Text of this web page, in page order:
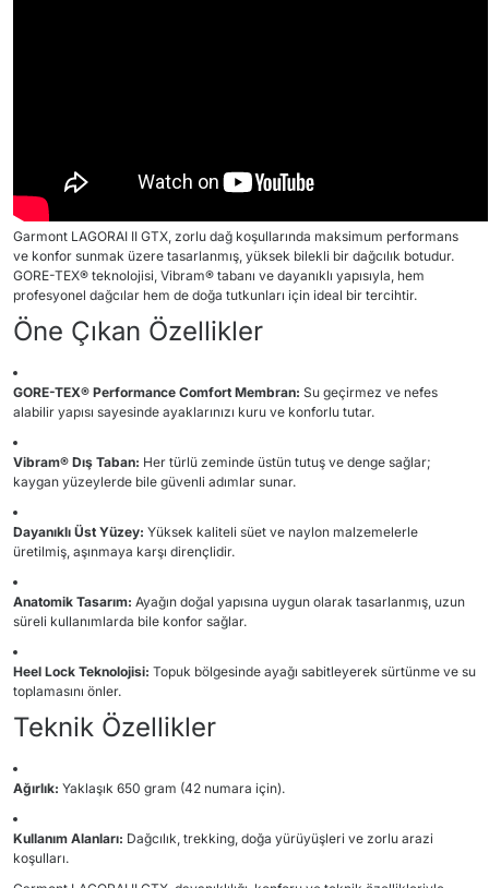
Garmont LAGORAI II GTX, zorlu dağ koşullarında maksimum performans
ve konfor sunmak üzere tasarlanmış, yüksek bilekli bir dağcılık botudur.
GORE-TEX® teknolojisi, Vibram® tabanı ve dayanıklı yapısıyla, hem
profesyonel dağcılar hem de doğa tutkunları için ideal bir tercihtir.
Öne Çıkan Özellikler
GORE-TEX® Performance Comfort Membran: Su geçirmez ve nefes
alabilir yapısı sayesinde ayaklarınızı kuru ve konforlu tutar.
Vibram® Dış Taban: Her türlü zeminde üstün tutuş ve denge sağlar;
kaygan yüzeylerde bile güvenli adımlar sunar.
Dayanıklı Üst Yüzey: Yüksek kaliteli süet ve naylon malzemelerle
üretilmiş, aşınmaya karşı dirençlidir.
Anatomik Tasarım: Ayağın doğal yapısına uygun olarak tasarlanmış, uzun
süreli kullanımlarda bile konfor sağlar.
Heel Lock Teknolojisi: Topuk bölgesinde ayağı sabitleyerek sürtünme ve su
toplamasını önler.
Teknik Özellikler
Ağırlık: Yaklaşık 650 gram (42 numara için).
Kullanım Alanları: Dağcılık, trekking, doğa yürüyüşleri ve zorlu arazi
koşulları.